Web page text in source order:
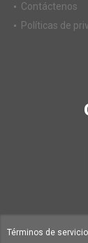
Contáctenos
Políticas de
Términos de